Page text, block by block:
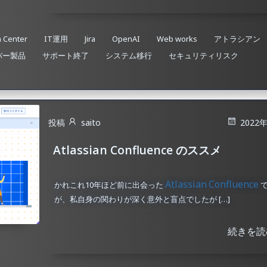
Center IT運用 Jira OpenAI Web works
アトラシアン
製品
サポート終了 システム移行 セキュリティリスク
投稿 saito 2022
Atlassian Confluence のススメ
かれこれ10年ほど前に出会ったAtlassianConfluence
が、私自身の関わりが深く意外と盲点でしたが […]
続きを